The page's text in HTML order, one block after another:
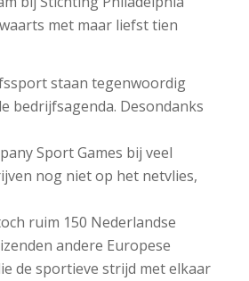
met maar liefst tien
staan tegenwoordig
bedrijfsagenda. Desondanks
Sport Games bij veel
nog niet op het netvlies,
ruim 150 Nederlandse
andere Europese
de sportieve strijd met elkaar